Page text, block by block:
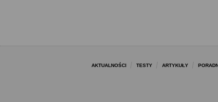
AKTUALNOŚCI TESTY ARTYKUŁY